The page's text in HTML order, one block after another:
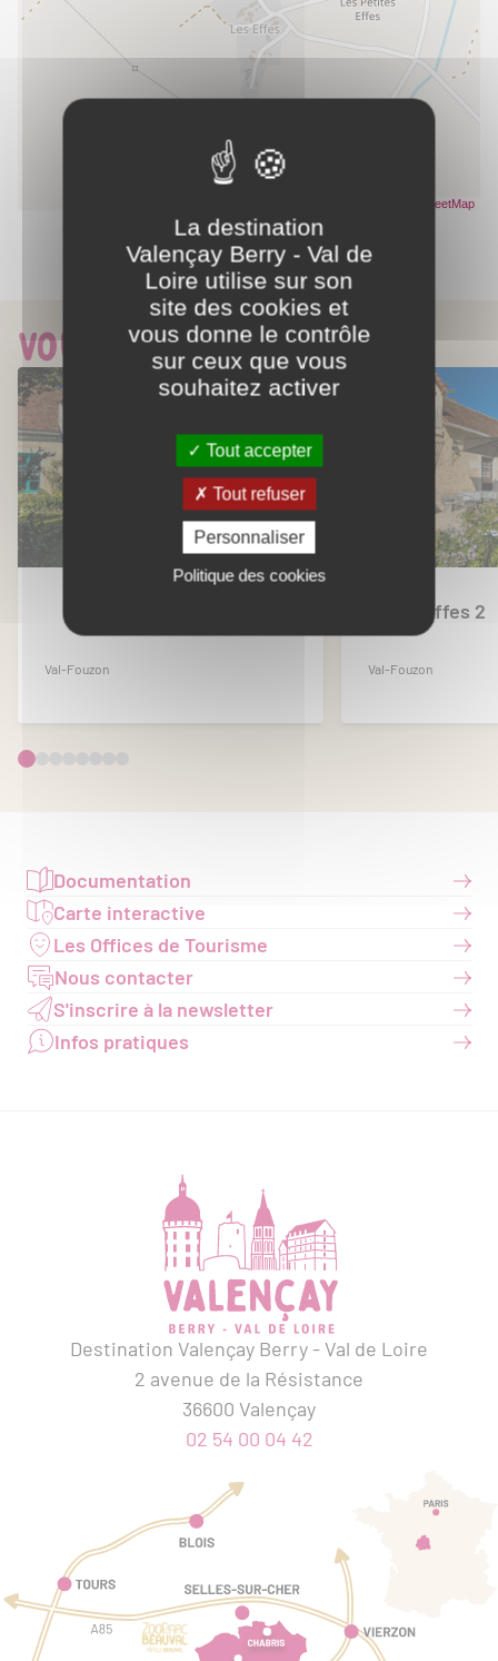
OpenStreetMap
Partager ce contenu
Vous aimerez aussi...
Les Effes 1
Val-Fouzon
Les Effes 2
Val-Fouzon
Documentation
Carte interactive
Les Offices de Tourisme
Nous contacter
S'inscrire à la newsletter
Infos pratiques
Destination Valençay Berry - Val de Loire
2 avenue de la Résistance
36600 Valençay
02 54 00 04 42
La destination
Valençay Berry - Val de
Loire utilise sur son
site des cookies et
vous donne le contrôle
sur ceux que vous
souhaitez activer
Tout accepter
Tout refuser
Personnaliser
Politique des cookies